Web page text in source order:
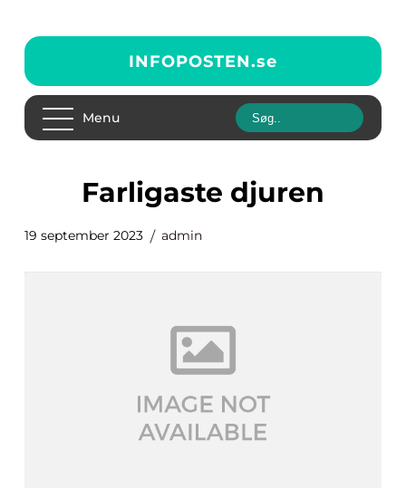
INFOPOSTEN.se
Menu
farligaste djuren
19 september 2023 admin